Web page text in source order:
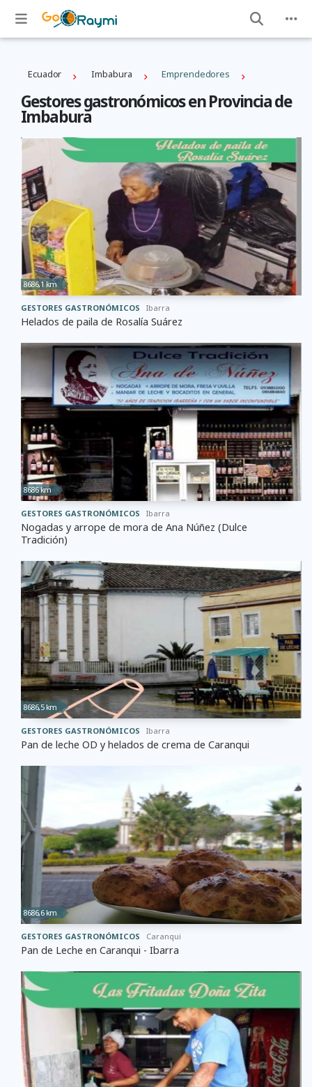
Ecuador Imbabura Emprendedores
Gestores gastronómicos en Provincia de
Imbabura
8686,1 km
GESTORES GASTRONÓMICOS Ibarra
Helados de paila de Rosalía Suárez
8686 km
GESTORES GASTRONÓMICOS Ibarra
Nogadas y arrope de mora de Ana Núñez (Dulce
Tradición)
8686,5 km
GESTORES GASTRONÓMICOS Ibarra
Pan de leche OD y helados de crema de Caranqui
8686,6 km
GESTORES GASTRONÓMICOS Caranqui
Pan de Leche en Caranqui - Ibarra